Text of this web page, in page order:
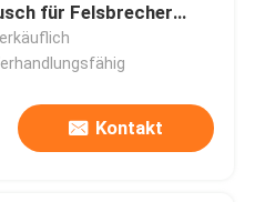
für Felsbrecher
Kontakt